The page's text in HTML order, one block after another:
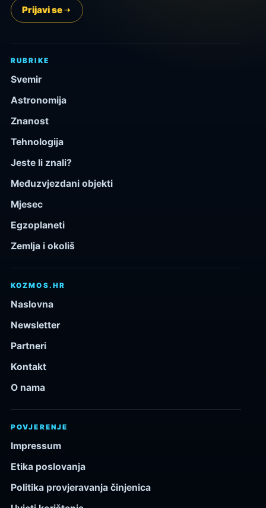
Prijavi se
RUBRIKE
Svemir
Astronomija
Znanost
Tehnologija
Jeste li znali?
Međuzvjezdani objekti
Mjesec
Egzoplaneti
Zemlja i okoliš
KOZMOS.HR
Naslovna
Newsletter
Partneri
Kontakt
O nama
POVJERENJE
Impressum
Etika poslovanja
Politika provjeravanja činjenica